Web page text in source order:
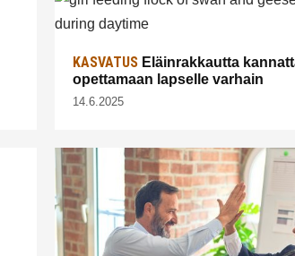
KASVATUS Eläinrakkautta
opettamaan lapselle varhain
14.6.2025